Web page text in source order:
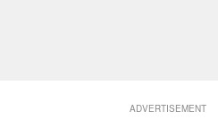
ADVERTISEMENT